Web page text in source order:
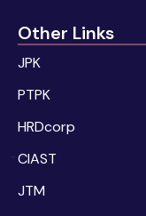
Other Links
JPK
PTPK
HRDcorp
CIAST
JTM